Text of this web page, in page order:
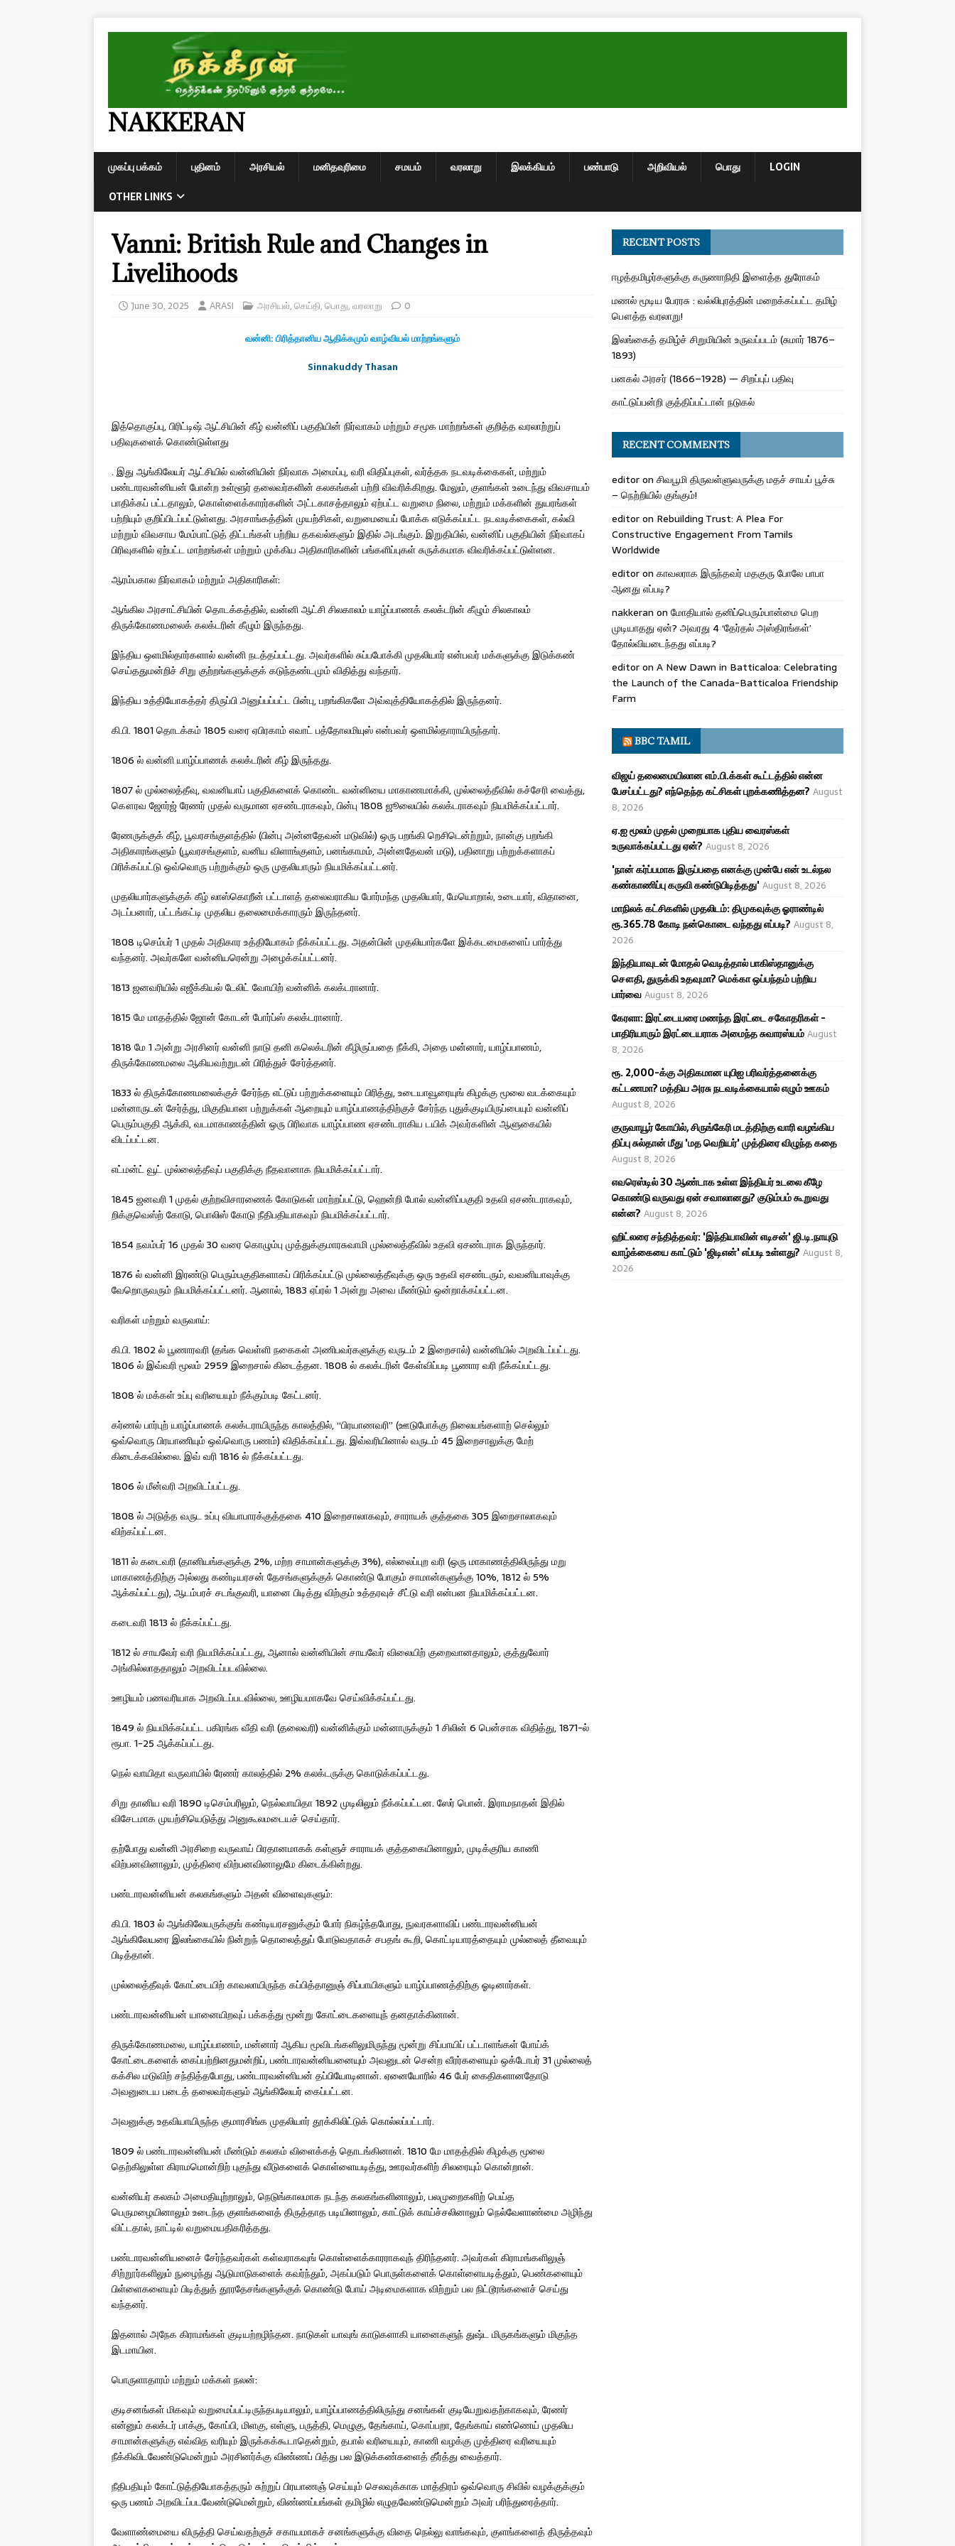
NAKKERAN
முகப்பு பக்கம் புதினம் அரசியல் மனிதவுரிமை சமயம் வரலாறு இலக்கியம் பண்பாடு அறிவியல் பொது
LOGIN
OTHER LINKS
Vanni: British Rule and Changes in
Livelihoods
June 30, 2025 ARASI அரசியல்,செய்தி,பொது,வரலாறு 0
வன்னி: பிரித்தானிய ஆதிக்கமும் வாழ்வியல் மாற்றங்களும்
Sinnakuddy Thasan
இத்தொகுப்பு, பிரிட்டிஷ் ஆட்சியின் கீழ் வன்னிப் பகுதியின் நிர்வாகம் மற்றும் சமூக மாற்றங்கள் குறித்த வரலாற்றுப்
பதிவுகளைக் கொண்டுள்ளது
. இது ஆங்கிலேயர் ஆட்சியில் வன்னியின் நிர்வாக அமைப்பு, வரி விதிப்புகள், வர்த்தக நடவடிக்கைகள், மற்றும்
பண்டாரவன்னியன் போன்ற உள்ளூர் தலைவர்களின் கலகங்கள் பற்றி விவரிக்கிறது. மேலும், குளங்கள் உடைந்து விவசாயம்
பாதிக்கப் பட்டதாலும், கொள்ளைக்காரர்களின் அட்டகாசத்தாலும் ஏற்பட்ட வறுமை நிலை, மற்றும் மக்களின் துயரங்கள்
பற்றியும் குறிப்பிடப்பட்டுள்ளது. அரசாங்கத்தின் முயற்சிகள், வறுமையைப் போக்க எடுக்கப்பட்ட நடவடிக்கைகள், கல்வி
மற்றும் விவசாய மேம்பாட்டுத் திட்டங்கள் பற்றிய தகவல்களும் இதில் அடங்கும். இறுதியில், வன்னிப் பகுதியின் நிர்வாகப்
பிரிவுகளில் ஏற்பட்ட மாற்றங்கள் மற்றும் முக்கிய அதிகாரிகளின் பங்களிப்புகள் சுருக்கமாக விவரிக்கப்பட்டுள்ளன.
ஆரம்பகால நிர்வாகம் மற்றும் அதிகாரிகள்:
ஆங்கில அரசாட்சியின் தொடக்கத்தில், வன்னி ஆட்சி சிலகாலம் யாழ்ப்பாணக் கலக்டரின் கீழும் சிலகாலம்
திருக்கோணமலைக் கலக்டரின் கீழும் இருந்தது.
இந்திய ஒளமில்தார்களால் வன்னி நடத்தப்பட்டது. அவர்களில் சுப்பபோக்கி முதலியார் என்பவர் மக்களுக்கு இடுக்கண்
செய்ததுமன்றிச் சிறு குற்றங்களுக்குக் கடுந்தண்டமும் விதித்து வந்தார்.
இந்திய உத்தியோகத்தர் திருப்பி அனுப்பப்பட்ட பின்பு, பறங்கிகளே அவ்வுத்தியோகத்தில் இருந்தனர்.
கி.பி. 1801 தொடக்கம் 1805 வரை ஏபிரகாம் எவாட் பத்தோலமியுஸ் என்பவர் ஒளமில்தாராயிருந்தார்.
1806 ல் வன்னி யாழ்ப்பாணக் கலக்டரின் கீழ் இருந்தது.
1807 ல் முல்லைத்தீவு, வவனியாப் பகுதிகளைக் கொண்ட வன்னியை மாகாணமாக்கி, முல்லைத்தீவில் கச்சேரி வைத்து,
கௌரவ ஜோர்ஜ் ரேணர் முதல் வருமான ஏசண்டராகவும், பின்பு 1808 ஜூலையில் கலக்டராகவும் நியமிக்கப்பட்டார்.
ரேணருக்குக் கீழ், பூவரசங்குளத்தில் (பின்பு அன்னதேவன் மடுவில்) ஒரு பறங்கி றெசிடென்ற்றும், நான்கு பறங்கி
அதிகாரங்களும் (பூவரசங்குளம், வனிய விளாங்குளம், பனங்காமம், அன்னதேவன் மடு), பதினாறு பற்றுக்களாகப்
பிரிக்கப்பட்டு ஒவ்வொரு பற்றுக்கும் ஒரு முதலியாரும் நியமிக்கப்பட்டனர்.
முதலியார்களுக்குக் கீழ் லாஸ்கொறீன் பட்டாளத் தலைவராகிய போர்மந்த முதலியார், மேயொறால், உடையார், விதானை,
அடப்பனார், பட்டங்கட்டி முதலிய தலைமைக்காரரும் இருந்தனர்.
1808 டிசெம்பர் 1 முதல் அதிகார உத்தியோகம் நீக்கப்பட்டது. அதன்பின் முதலியார்களே இக்கடமைகளைப் பார்த்து
வந்தனர். அவர்களே வன்னியரென்று அழைக்கப்பட்டனர்.
1813 ஜனவரியில் எஜீக்கியல் டேலிட் வோயிற் வன்னிக் கலக்டரானார்.
1815 மே மாதத்தில் ஜோன் கோடன் போர்ப்ஸ் கலக்டரானார்.
1818 மே 1 அன்று அரசினர் வன்னி நாடு தனி கலெக்டரின் கீழிருப்பதை நீக்கி, அதை மன்னார், யாழ்ப்பாணம்,
திருக்கோணமலை ஆகியவற்றுடன் பிரித்துச் சேர்த்தனர்.
1833 ல் திருக்கோணமலைக்குச் சேர்ந்த எட்டுப் பற்றுக்களையும் பிரித்து, உடையாவூரையுங் கிழக்கு மூலை வடக்கையும்
மன்னாருடன் சேர்த்து, மிகுதியான பற்றுக்கள் ஆறையும் யாழ்ப்பாணத்திற்குச் சேர்ந்த புதுக்குடியிருப்பையும் வன்னிப்
பெரும்பகுதி ஆக்கி, வடமாகாணத்தின் ஒரு பிரிவாக யாழ்ப்பாண ஏசண்டராகிய டயிக் அவர்களின் ஆளுகையில்
விடப்பட்டன.
எட்மன்ட் வூட் முல்லைத்தீவுப் பகுதிக்கு நீதவானாக நியமிக்கப்பட்டார்.
1845 ஜனவரி 1 முதல் குற்றவிசாரணைக் கோடுகள் மாற்றப்பட்டு, ஹென்றி போல் வன்னிப்பகுதி உதவி ஏசண்டராகவும்,
றிக்குவெஸ்ற் கோடு, பொலிஸ் கோடு நீதிபதியாகவும் நியமிக்கப்பட்டார்.
1854 நவம்பர் 16 முதல் 30 வரை கொழும்பு முத்துக்குமாரசுவாமி முல்லைத்தீவில் உதவி ஏசண்டராக இருந்தார்.
1876 ல் வன்னி இரண்டு பெரும்பகுதிகளாகப் பிரிக்கப்பட்டு முல்லைத்தீவுக்கு ஒரு உதவி ஏசண்டரும், வவனியாவுக்கு
வேறொருவரும் நியமிக்கப்பட்டனர். ஆனால், 1883 ஏப்ரல் 1 அன்று அவை மீண்டும் ஒன்றாக்கப்பட்டன.
வரிகள் மற்றும் வருவாய்:
கி.பி. 1802 ல் பூணாரவரி (தங்க வெள்ளி நகைகள் அணிபவர்களுக்கு வருடம் 2 இறைசால்) வன்னியில் அறவிடப்பட்டது.
1806 ல் இவ்வரி மூலம் 2959 இறைசால் கிடைத்தன. 1808 ல் கலக்டரின் கேள்விப்படி பூணார வரி நீக்கப்பட்டது.
1808 ல் மக்கள் உப்பு வரியையும் நீக்கும்படி கேட்டனர்.
கர்ணல் பார்புற் யாழ்ப்பாணக் கலக்டராயிருந்த காலத்தில், “பிரயாணவரி” (ஊடுபோக்கு நிலையங்களாற் செல்லும்
ஒவ்வொரு பிரயாணியும் ஒவ்வொரு பணம்) விதிக்கப்பட்டது. இவ்வரியினால் வருடம் 45 இறைசாலுக்கு மேற்
கிடைக்கவில்லை. இவ் வரி 1816 ல் நீக்கப்பட்டது.
1806 ல் மீன்வரி அறவிடப்பட்டது.
1808 ல் அடுத்த வருட உப்பு வியாபாரக்குத்தகை 410 இறைசாலாகவும், சாராயக் குத்தகை 305 இறைசாலாகவும்
விற்கப்பட்டன.
1811 ல் கடைவரி (தானியங்களுக்கு 2%, மற்ற சாமான்களுக்கு 3%), எல்லைப்புற வரி (ஒரு மாகாணத்திலிருந்து மறு
மாகாணத்திற்கு அல்லது கண்டியரசன் தேசங்களுக்குக் கொண்டு போகும் சாமான்களுக்கு 10%, 1812 ல் 5%
ஆக்கப்பட்டது), ஆடம்பரச் சடங்குவரி, யானை பிடித்து விற்கும் உத்தரவுச் சீட்டு வரி என்பன நியமிக்கப்பட்டன.
கடைவரி 1813 ல் நீக்கப்பட்டது.
1812 ல் சாயவேர் வரி நியமிக்கப்பட்டது, ஆனால் வன்னியின் சாயவேர் விலையிற் குறைவானதாலும், குத்துவோர்
அங்கில்லாததாலும் அறவிடப்படவில்லை.
ஊழியம் பணவரியாக அறவிடப்படவில்லை, ஊழியமாகவே செய்விக்கப்பட்டது.
1849 ல் நியமிக்கப்பட்ட பகிரங்க வீதி வரி (தலைவரி) வன்னிக்கும் மன்னாருக்கும் 1 சிலின் 6 பென்சாக விதித்து, 1871-ல்
ரூபா. 1-25 ஆக்கப்பட்டது.
நெல் வாயிதா வருவாயில் ரேணர் காலத்தில் 2% கலக்டருக்கு கொடுக்கப்பட்டது.
சிறு தானிய வரி 1890 டிசெம்பரிலும், நெல்வாயிதா 1892 முடிலிலும் நீக்கப்பட்டன. ஸேர் பொன். இராமநாதன் இதில்
விசேடமாக முயற்சியெடுத்து அனுகூலமடையச் செய்தார்.
தற்போது வன்னி அரசிறை வருவாய் பிரதானமாகக் கள்ளுச் சாராயக் குத்தகையினாலும், முடிக்குரிய காணி
விற்பனவினாலும், முத்திரை விற்பனவினாலுமே கிடைக்கின்றது.
பண்டாரவன்னியன் கலகங்களும் அதன் விளைவுகளும்:
கி.பி. 1803 ல் ஆங்கிலேயருக்குங் கண்டியரசனுக்கும் போர் நிகழ்ந்தபோது, நுவரகளாவிப் பண்டாரவன்னியன்
ஆங்கிலேயரை இலங்கையில் நின்றுந் தொலைத்துப் போடுவதாகச் சபதங் கூறி, கொட்டியாரத்தையும் முல்லைத் தீவையும்
பிடித்தான்.
முல்லைத்தீவுக் கோட்டையிற் காவலாயிருந்த கப்பித்தானுஞ் சிப்பாயிகளும் யாழ்ப்பாணத்திற்கு ஓடினார்கள்.
பண்டாரவன்னியன் யானையிறவுப் பக்கத்து மூன்று கோட்டைகளையுந் தனதாக்கினான்.
திருக்கோணமலை, யாழ்ப்பாணம், மன்னார் ஆகிய மூவிடங்களிலுமிருந்து மூன்று சிப்பாயிப் பட்டாளங்கள் போய்க்
கோட்டைகளைக் கைப்பற்றினதுமன்றிப், பண்டாரவன்னியனையும் அவனுடன் சென்ற வீரர்களையும் ஒக்டோபர் 31 முல்லைத்
கக்சில மடுவிற் சந்தித்தபோது, பண்டாரவன்னியன் தப்பியோடினான். ஏனையோரில் 46 பேர் கைதிகளானதோடு
அவனுடைய படைத் தலைவர்களும் ஆங்கிலேயர் கைப்பட்டன.
அவனுக்கு உதவியாயிருந்த குமாரசிங்க முதலியார் தூக்கிலிட்டுக் கொல்லப்பட்டார்.
1809 ல் பண்டாரவன்னியன் மீண்டும் கலகம் விளைக்கத் தொடங்கினான். 1810 மே மாதத்தில் கிழக்கு மூலை
தெற்கிலுள்ள கிராமமொன்றிற் புகுந்து வீடுகளைக் கொள்ளையடித்து, ஊரவர்களிற் சிலரையும் கொன்றான்.
வன்னியர் கலகம் அமைதியுற்றாலும், நெடுங்காலமாக நடந்த கலகங்களினாலும், பலமுறைகளிற் பெய்த
பெருமழையினாலும் உடைந்த குளங்களைத் திருத்தாத படியினாலும், காட்டுக் காய்ச்சலினாலும் நெல்வேளாண்மை அழிந்து
விட்டதால், நாட்டில் வறுமையதிகரித்தது.
பண்டாரவன்னியனைச் சேர்ந்தவர்கள் கள்வராகவுங் கொள்ளைக்காரராகவுந் திரிந்தனர். அவர்கள் கிராமங்களிலுஞ்
சிற்றூர்களிலும் நுழைந்து ஆடுமாடுகளைக் கவர்ந்தும், அகப்படும் பொருள்களைக் கொள்ளையடித்தும், பெண்களையும்
பிள்ளைகளையும் பிடித்துத் தூரதேசங்களுக்குக் கொண்டு போய் அடிமைகளாக விற்றும் பல நிட்டூரங்களைச் செய்து
வந்தனர்.
இதனால் அநேக கிராமங்கள் குடியற்றழிந்தன. நாடுகள் யாவுங் காடுகளாகி யானைகளுந் துஷ்ட மிருகங்களும் மிகுந்த
இடமாயின.
பொருளாதாரம் மற்றும் மக்கள் நலன்:
குடிசனங்கள் மிகவும் வறுமைப்பட்டிருந்தபடியாலும், யாழ்ப்பாணத்திலிருந்து சனங்கள் குடியேறுவதற்காகவும், ரேணர்
என்னும் கலக்டர் பாக்கு, கோப்பி, மிளகு, எள்ளு, பருத்தி, மெழுகு, தேங்காய், கொப்பறா, தேங்காய் எண்ணெய் முதலிய
சாமான்களுக்கு எவ்வித வரியும் இருக்கக்கூடாதென்றும், தபால் வரியையும், காணி வழக்கு முத்திரை வரியையும்
நீக்கிவிடவேண்டுமென்றும் அரசினர்க்கு விண்ணப் பித்து பல இடுக்கண்களைத் தீர்த்து வைத்தார்.
நீதிபதியும் கோட்டுத்தியோகத்தரும் சுற்றுப் பிரயாணஞ் செய்யும் செலவுக்காக மாத்திரம் ஒவ்வொரு சிவில் வழக்குக்கும்
ஒரு பணம் அறவிடப்படவேண்டுமென்றும், விண்ணப்பங்கள் தமிழில் எழுதவேண்டுமென்றும் அவர் பரிந்துரைத்தார்.
வேளாண்மையை விருத்தி செய்வதற்குச் சகாயமாகச் சனங்களுக்கு விதை நெல்லு வாங்கவும், குளங்களைத் திருத்தவும்
RECENT POSTS
ஈழத்தமிழர்களுக்கு கருணாநிதி இளைத்த துரோகம்
மணல் மூடிய பேரரசு : வல்லிபுரத்தின் மறைக்கப்பட்ட தமிழ்
பௌத்த வரலாறு!
இலங்கைத் தமிழ்ச் சிறுமியின் உருவப்படம் (சுமார் 1876–
1893)
பனகல் அரசர் (1866–1928) — சிறப்புப் பதிவு
காட்டுப்பன்றி குத்திப்பட்டான் நடுகல்
RECENT COMMENTS
editoron சிவபூமி திருவள்ளுவருக்கு மதச் சாயப் பூச்சு
– நெற்றியில் குங்கும்!
editoron Rebuilding Trust: A Plea For
Constructive Engagement From Tamils
Worldwide
editoron காவலராக இருந்தவர் மதகுரு போலே பாபா
ஆனது எப்படி?
nakkeran on மோதியால் தனிப்பெரும்பான்மை பெற
முடியாதது ஏன்? அவரது 4 ‘தேர்தல் அஸ்திரங்கள்’
தோல்வியடைந்தது எப்படி?
editoron A New Dawn in Batticaloa: Celebrating
the Launch of the Canada-Batticaloa Friendship
Farm
BBC TAMIL
விஜய் தலைமையிலான எம்.பி.க்கள் கூட்டத்தில் என்ன
பேசப்பட்டது? எந்தெந்த கட்சிகள் புறக்கணித்தன? August
8, 2026
ஏ.ஐ மூலம் முதல் முறையாக புதிய வைரஸ்கள்
உருவாக்கப்பட்டது ஏன்? August 8, 2026
'நான் கர்ப்பமாக இருப்பதை எனக்கு முன்பே என் உடல்நல
கண்காணிப்பு கருவி கண்டுபிடித்தது' August 8, 2026
மாநிலக் கட்சிகளில் முதலிடம்: திமுகவுக்கு ஓராண்டில்
ரூ.365.78 கோடி நன்கொடை வந்தது எப்படி? August 8,
2026
இந்தியாவுடன் மோதல் வெடித்தால் பாகிஸ்தானுக்கு
சௌதி, துருக்கி உதவுமா? மெக்கா ஒப்பந்தம் பற்றிய
பார்வை August 8, 2026
கேரளா: இரட்டையரை மணந்த இரட்டை சகோதரிகள் -
பாதிரியாரும் இரட்டையராக அமைந்த சுவாரஸ்யம் August
8, 2026
ரூ. 2,000-க்கு அதிகமான யுபிஐ பரிவர்த்தனைக்கு
கட்டணமா? மத்திய அரசு நடவடிக்கையால் எழும் ஊகம்
August 8, 2026
குருவாயூர் கோயில், சிருங்கேரி மடத்திற்கு வாரி வழங்கிய
திப்பு சுல்தான் மீது 'மத வெறியர்' முத்திரை விழுந்த கதை
August 8, 2026
எவரெஸ்டில் 30 ஆண்டாக உள்ள இந்தியர் உடலை கீழே
கொண்டு வருவது ஏன் சவாலானது? குடும்பம் கூறுவது
என்ன? August 8, 2026
ஹிட்லரை சந்தித்தவர்: 'இந்தியாவின் எடிசன்' ஜி.டி.நாயுடு
வாழ்க்கையை காட்டும் 'ஜிடிஎன்' எப்படி உள்ளது? August 8,
2026